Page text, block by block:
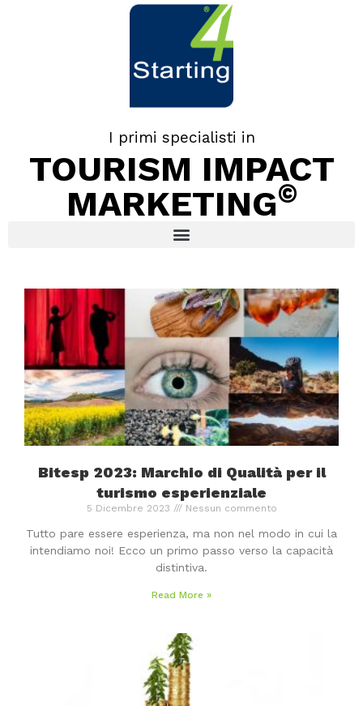
I primi specialisti in
TOURISM IMPACT
MARKETING©
Bitesp 2023: Marchio di Qualità per il
turismo esperienziale
5 Dicembre 2023 Nessun commento
Tutto pare essere esperienza, ma non nel modo in cui la
intendiamo noi! Ecco un primo passo verso la capacità
distintiva.
Read More »